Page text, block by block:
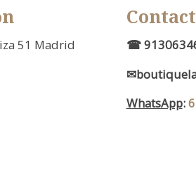
51 Madrid
☎
WhatsApp: